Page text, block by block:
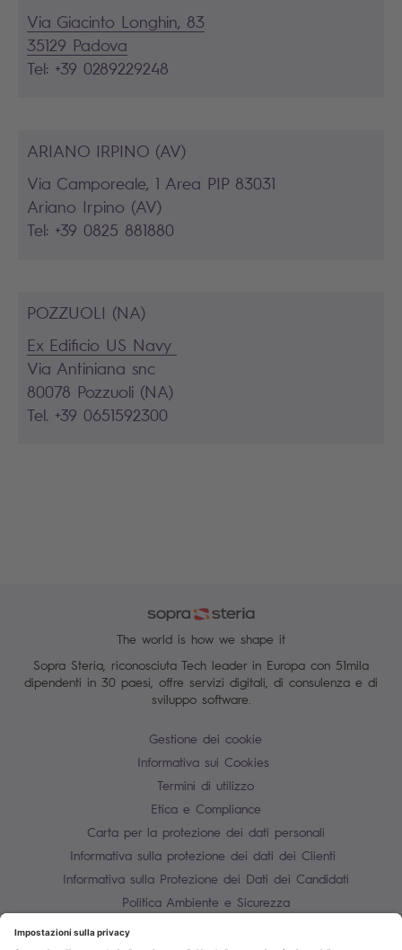
Via Giacinto Longhin, 83
35129 Padova
Tel: +39 0289229248
ARIANO IRPINO (AV)
Via Camporeale, 1 Area PIP 83031
Ariano Irpino (AV)
Tel: +39 0825 881880
POZZUOLI (NA)
Ex Edificio US Navy
Via Antiniana snc
80078 Pozzuoli (NA)
Tel. +39 0651592300
The world is how we shape it
Sopra Steria, riconosciuta Tech leader in Europa con 51mila
dipendenti in 30 paesi, offre servizi digitali, di consulenza e di
sviluppo software.
Gestione dei cookie
Informativa sui Cookies
Termini di utilizzo
Etica e Compliance
Carta per la protezione dei dati personali
Informativa sulla protezione dei dati dei Clienti
Informativa sulla Protezione dei Dati dei Candidati
Politica Ambiente e Sicurezza